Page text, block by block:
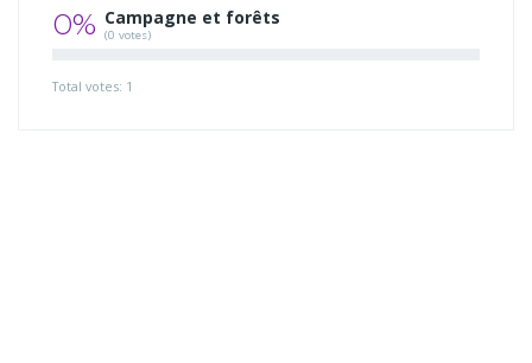
0% Campagne et forêts
(0 votes)
Total votes: 1